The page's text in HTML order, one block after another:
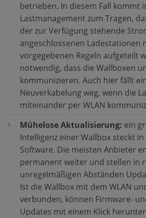
betrieben. In diesem Fall kommt
Lastmanagement zum Tragen,
der zur Verfügung stehende
angeschlossenen Ladestationen
vorgegebenen Regeln aufgeteilt
notwendig, dass die Wallboxen
kommunizieren. Auch hier fällt
Neuverkabelung weg, wenn die
miteinander per WLAN
Mühelose Aktualisierung: ein
Intelligenz einer Wallbox steckt
Software. Die meisten Anbieter
permanent weiter und stellen in
unregelmäßigen Abständen
Ist die Wallbox mit dem WLAN
verbunden, können Firmware-
Updates mit einem Klick